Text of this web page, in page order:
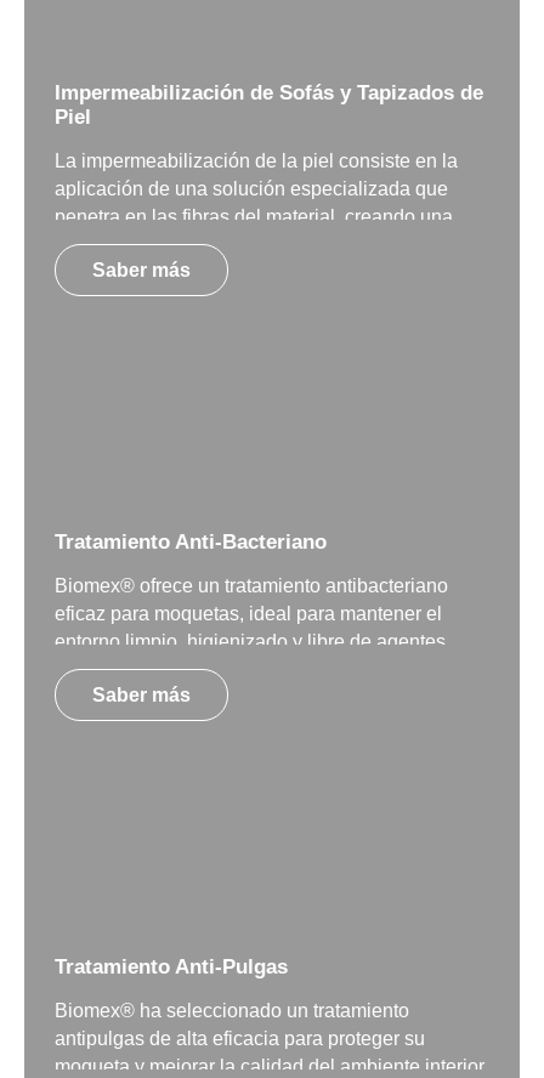
Impermeabilización de Sofás y Tapizados de
Piel
La impermeabilización de la piel consiste en la
aplicación de una solución especializada que
penetra en las fibras del material, creando una
barrera protectora contra la absorción de líquidos
y la aparición de manchas.
Saber más
Tratamiento Anti-Bacteriano
Biomex® ofrece un tratamiento antibacteriano
eficaz para moquetas, ideal para mantener el
entorno limpio, higienizado y libre de agentes
perjudiciales para la salud.
Saber más
Tratamiento Anti-Pulgas
Biomex® ha seleccionado un tratamiento
antipulgas de alta eficacia para proteger su
moqueta y mejorar la calidad del ambiente interior.